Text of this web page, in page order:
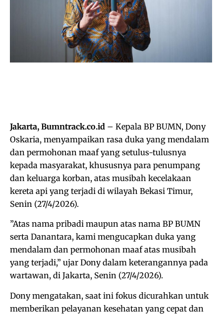
Jakarta, Bumntrack.co.id – Kepala BP BUMN, Dony
Oskaria, menyampaikan rasa duka yang mendalam
dan permohonan maaf yang setulus-tulusnya
kepada masyarakat, khususnya para penumpang
dan keluarga korban, atas musibah kecelakaan
kereta api yang terjadi di wilayah Bekasi Timur,
Senin (27/4/2026).
​”Atas nama pribadi maupun atas nama BP BUMN
serta Danantara, kami mengucapkan duka yang
mendalam dan permohonan maaf atas musibah
yang terjadi,” ujar Dony dalam keterangannya pada
wartawan, di Jakarta, Senin (27/4/2026).
Dony mengatakan, saat ini fokus dicurahkan untuk
memberikan pelayanan kesehatan yang cepat dan